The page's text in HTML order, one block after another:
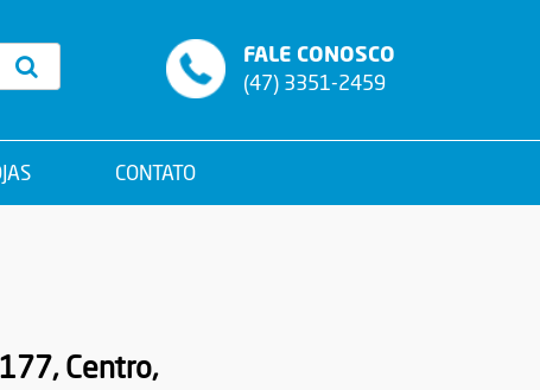
FALE CONOSCO
(47) 3351-2459
CONTATO
Centro,